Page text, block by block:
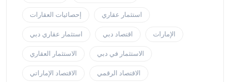
إحصائيات العقارات استثمار عقاري
استثمار عقاري دبي اقتصاد دبي الإمارات
الاستثمار العقاري الاستثمار في دبي
الاقتصاد الإماراتي الاقتصاد الرقمي